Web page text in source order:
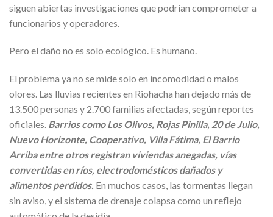
siguen abiertas investigaciones que podrían comprometer a
funcionarios y operadores.
Pero el daño no es solo ecológico. Es humano.
El problema ya no se mide solo en incomodidad o malos
olores. Las lluvias recientes en Riohacha han dejado más de
13.500 personas y 2.700 familias afectadas, según reportes
oficiales. Barrios como Los Olivos, Rojas Pinilla, 20 de Julio,
Nuevo Horizonte, Cooperativo, Villa Fátima, El Barrio
Arriba entre otros registran viviendas anegadas, vías
convertidas en ríos, electrodomésticos dañados y
alimentos perdidos. En muchos casos, las tormentas llegan
sin aviso, y el sistema de drenaje colapsa como un reflejo